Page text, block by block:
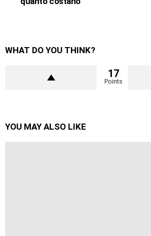
WHAT DO YOU THINK?
17
Points
YOU MAY ALSO LIKE